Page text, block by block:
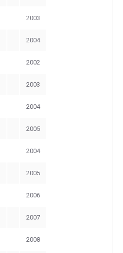
2003
2004
2002
2003
2004
2005
2004
2005
2006
2007
2008